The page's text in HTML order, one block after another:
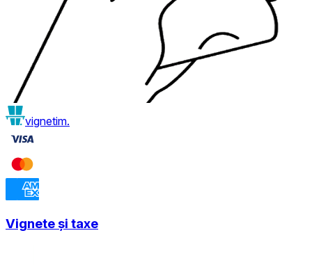
vignetim.
Vignete și taxe